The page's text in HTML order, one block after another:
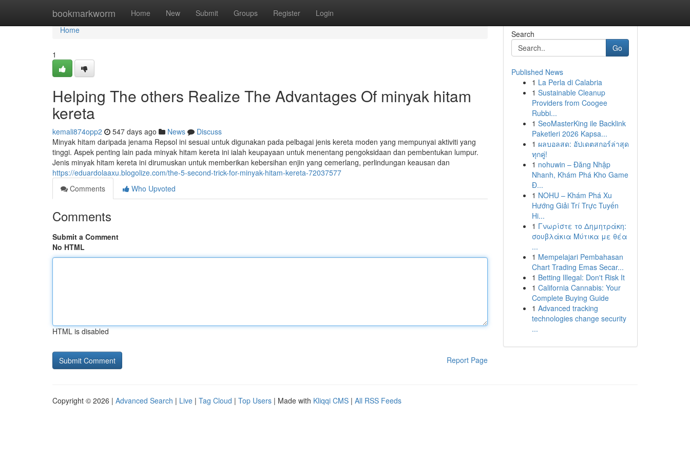
bookmarkworm Home New Submit Groups Register Login
Home
Home
1
Helping The others Realize The Advantages Of minyak hitam
kereta
kemali874opp2 547 days ago News
Discuss
Minyak hitam daripada jenama Repsol ini sesuai untuk digunakan pada pelbagai jenis kereta moden yang mempunyai aktiviti yang
tinggi. Aspek penting lain pada minyak hitam kereta ini ialah keupayaan untuk menentang pengoksidaan dan pembentukan lumpur.
Jenis minyak hitam kereta ini dirumuskan untuk memberikan kebersihan enjin yang cemerlang, perlindungan keausan dan
https://eduardolaaxu.blogolize.com/the-5-second-trick-for-minyak-hitam-kereta-72037577
Comments
Who Upvoted
Comments
Submit a Comment
No HTML
HTML is disabled
Report Page
Search
Go
Published News
1 La Perla di Calabria
1 Sustainable Cleanup
Providers from Coogee
Rubbi...
1 SeoMasterKing ile Backlink
Paketleri 2026 Kapsa...
1 ผลบอลสด: อัปเดตสกอร์ล่าสุด
ทุกคู่!
1 nohuwin – Đăng Nhập
Nhanh, Khám Phá Kho Game
Đ...
1 NOHU – Khám Phá Xu
Hướng Giải Trí Trực Tuyến
Hi...
1 Γνωρίστε το Δημητράκη:
σουβλάκια Μύτικα με θέα
...
1 Mempelajari Pembahasan
Chart Trading Emas Secar...
1 Betting Illegal: Don't Risk It
1 California Cannabis: Your
Complete Buying Guide
1 Advanced tracking
technologies change security
...
Copyright © 2026 | Advanced Search | Live | Tag Cloud | Top Users | Made with Kliqqi CMS | All RSS Feeds